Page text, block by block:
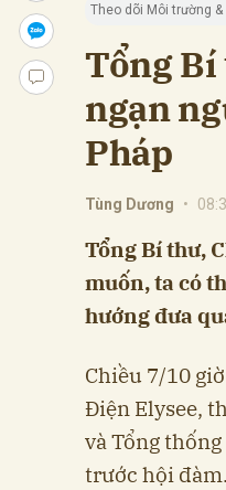
Theo dõi Môi trường
Tổng
ngạn
Pháp
Tùng Dương •
Tổng Bí thư,
muốn, ta có
hướng đưa
Chiều 7/10
Điện Elysee,
và Tổng
trước hội đàm.